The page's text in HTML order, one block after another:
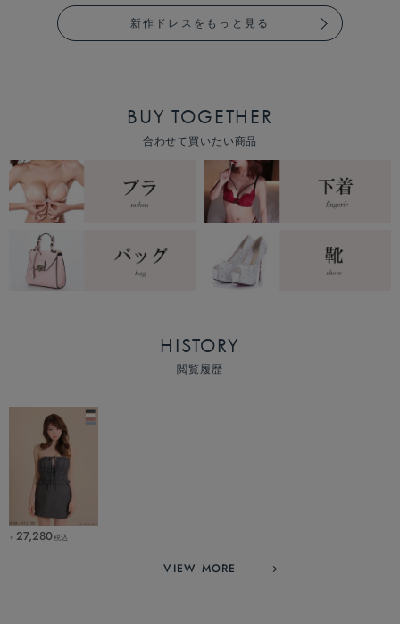
新作ドレスをもっと見る
BUY TOGETHER
合わせて買いたい商品
HISTORY
閲覧履歴
￥ 27,280税込
VIEW MORE